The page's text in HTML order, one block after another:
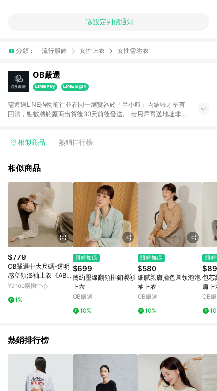
設定到價通知
分類： 流行服飾 女性上衣 女性雪紡衣
OB嚴選
需透過LINE購物前往並在同一瀏覽器於「半小時」內結帳才享有
回饋，點數將於廠商出貨後30天前後發送。 若用戶寄送地址非台
相似商品 熱銷排行榜
相似商品
$779
OB嚴選中大尺碼-透明
感立領澎袖上衣《AB1
9723》
Yahoo購物中心
1%
限時加碼
$699
簡約壓線翻領排釦襯衫
上衣
OB嚴選
10%
限時加碼
$580
細膩親膚撞色圓領泡泡
袖上衣
OB嚴選
10%
限
包芯
肩上
OB
熱銷排行榜